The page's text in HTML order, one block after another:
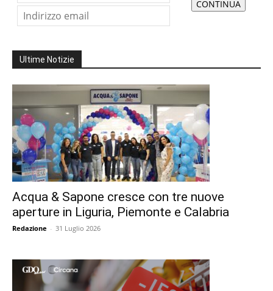
Ultime Notizie
Acqua & Sapone cresce con tre nuove
aperture in Liguria, Piemonte e Calabria
Redazione - 31 Luglio 2026